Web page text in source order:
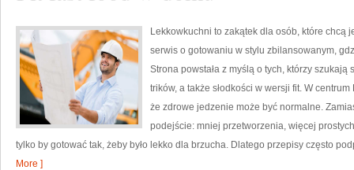
Lekkowkuchni to zakątek dla osób, które chcą
serwis o gotowaniu w stylu zbilansowanym,
Strona powstała z myślą o tych, którzy
trików, a także słodkości w wersji fit. W
że zdrowe jedzenie może być normalne.
podejście: mniej przetworzenia, więcej
tylko by gotować tak, żeby było lekko dla brzucha. Dlatego przepisy często
More ]